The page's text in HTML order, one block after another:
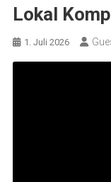
Lokal
1. Juli 2026